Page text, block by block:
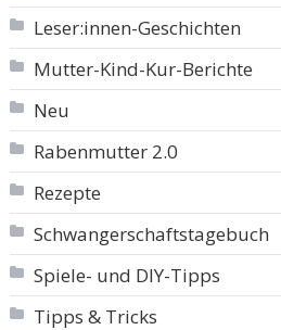
Leser:innen-Geschichten
Mutter-Kind-Kur-Berichte
Neu
Rabenmutter 2.0
Rezepte
Schwangerschaftstagebuch
Spiele- und DIY-Tipps
Tipps & Tricks